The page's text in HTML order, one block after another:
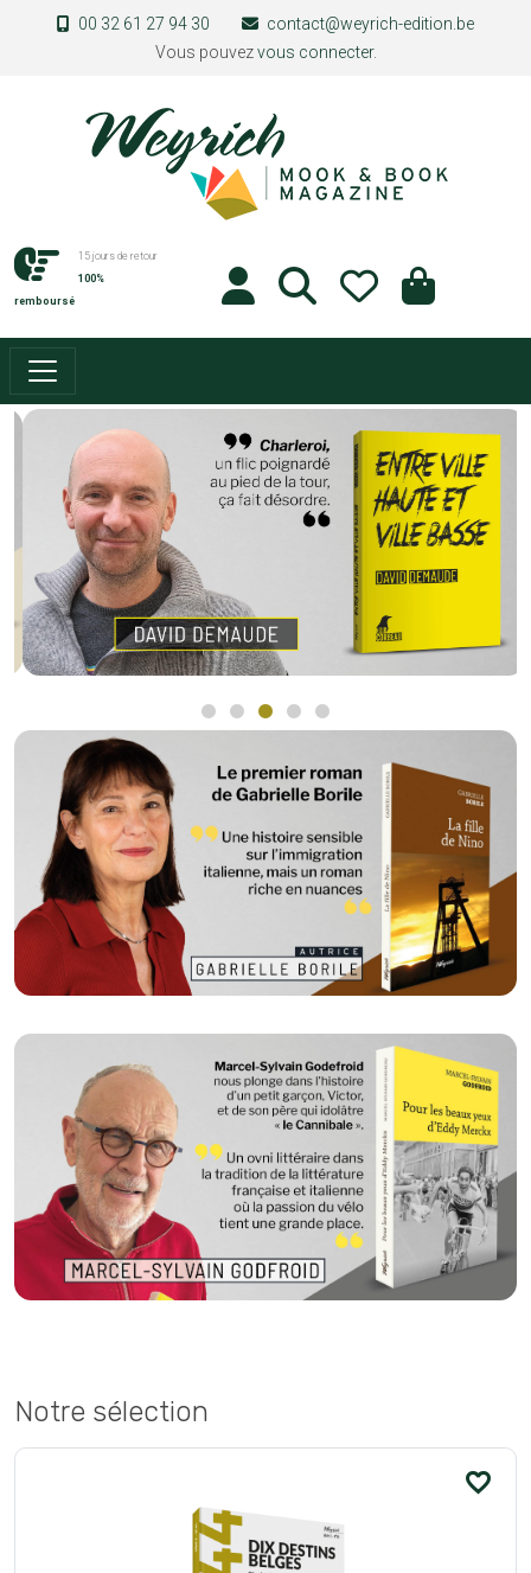
Aller au contenu principal
00 32 61 27 94 30
contact@weyrich-edition.be
Vous pouvezvous connecter.
15 jours de retour
100%
remboursé
Notre sélection
favorite_border